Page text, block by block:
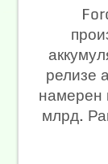
релизе
намерен
млрд.